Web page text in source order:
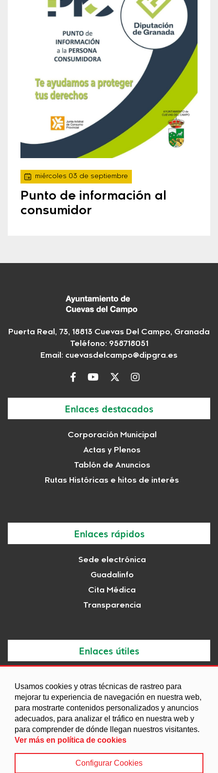
Usamos cookies y otras técnicas de rastreo para
mejorar tu experiencia de navegación en nuestra web,
para mostrarte contenidos personalizados y anuncios
adecuados, para analizar el tráfico en nuestra web y
para comprender de dónde llegan nuestros visitantes.
Ver más en política de cookies
Configurar Cookies
miércoles 03 de septiembre
Punto de información al
consumidor
Puerta Real, 73, 18813 Cuevas Del Campo, Granada
Teléfono: 958718051
Email: cuevasdelcampo@dipgra.es
Enlaces destacados
Corporación Municipal
Actas y Plenos
Tablón de Anuncios
Rutas Históricas e hitos de interés
Enlaces rápidos
Sede electrónica
Guadalinfo
Cita Médica
Transparencia
Enlaces útiles
Agenda
Ordenanzas
Entidades y asociaciones
Política de Cookies